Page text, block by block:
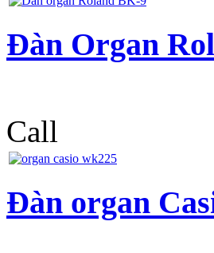
Đàn Organ
Call
Đàn organ